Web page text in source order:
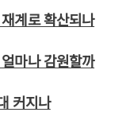
계로 확산되나
마나 감원할까
커지나